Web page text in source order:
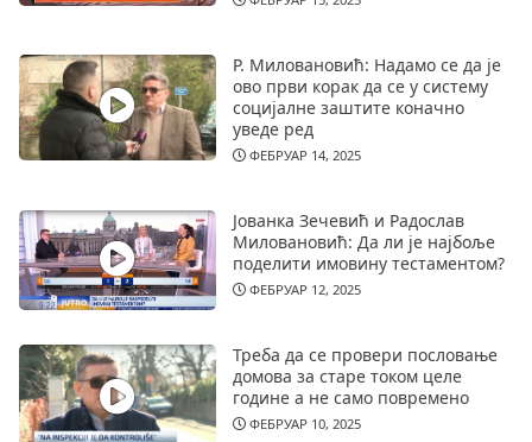
Р. Миловановић: Надамо се да је
ово први корак да се у систему
социјалне заштите коначно
уведе ред
ФЕБРУАР 14, 2025
Јованка Зечевић и Радослав
Миловановић: Да ли је најбоље
поделити имовину тестаментом?
ФЕБРУАР 12, 2025
Треба да се провери пословање
домова за старе током целе
године а не само повремено
ФЕБРУАР 10, 2025